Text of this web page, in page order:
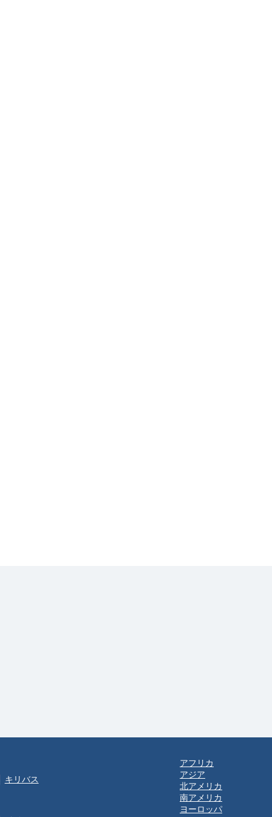
キリバス
アフリカ
アジア
北アメリカ
南アメリカ
ヨーロッパ